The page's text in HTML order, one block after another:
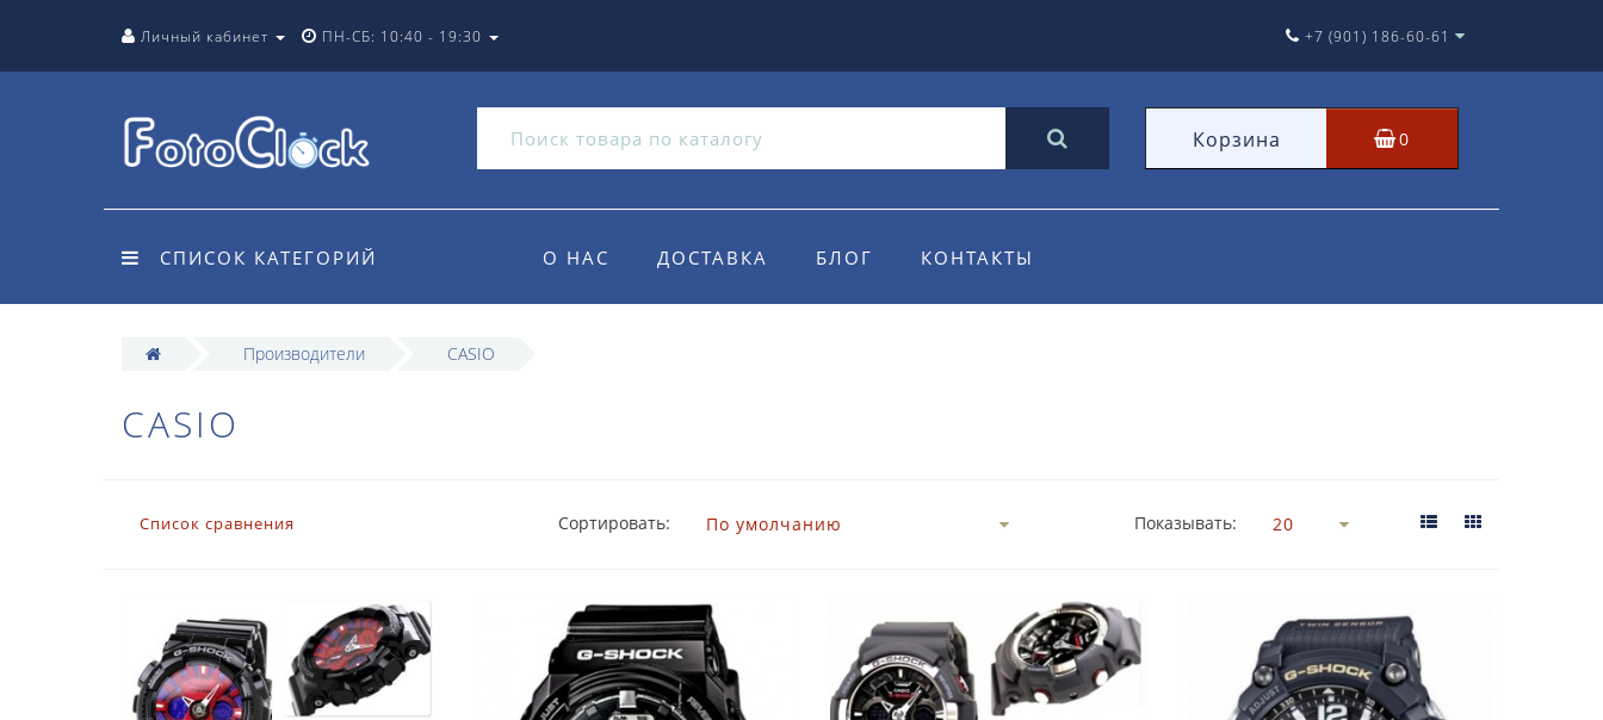
Личный кабинет ПН-СБ: 10:40 - 19:30 +7 (901) 186-60-61
Корзина 0
СПИСОК КАТЕГОРИЙ О НАС ДОСТАВКА БЛОГ КОНТАКТЫ
Производители CASIO
CASIO
Список сравнения Сортировать: Показывать: